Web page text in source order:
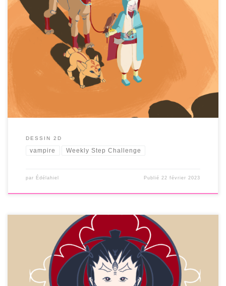
DESSIN 2D
vampire Weekly Step Challenge
par Édélahiel Publié22 février 2023